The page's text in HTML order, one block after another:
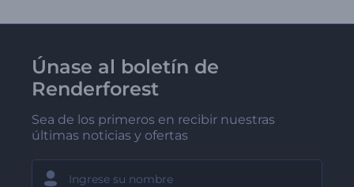
Únase al boletín de
Renderforest
Sea de los primeros en recibir nuestras
últimas noticias y ofertas